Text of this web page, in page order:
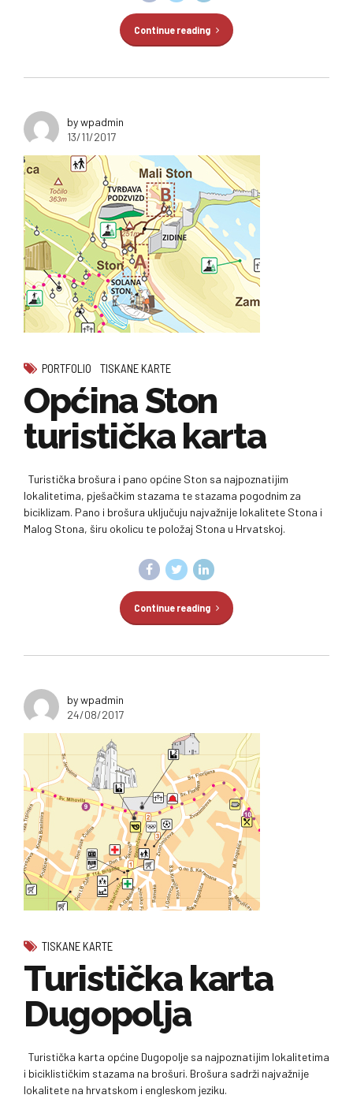
Continue reading
by wpadmin
13/11/2017
PORTFOLIO TISKANE KARTE
Općina Ston
turistička karta
Turistička brošura i pano općine Ston sa najpoznatijim
lokalitetima, pješačkim stazama te stazama pogodnim za
biciklizam. Pano i brošura uključuju najvažnije lokalitete Stona i
Malog Stona, širu okolicu te položaj Stona u Hrvatskoj.
Continue reading
by wpadmin
24/08/2017
TISKANE KARTE
Turistička karta
Dugopolja
Turistička karta općine Dugopolje sa najpoznatijim lokalitetima
i biciklističkim stazama na brošuri. Brošura sadrži najvažnije
lokalitete na hrvatskom i engleskom jeziku.